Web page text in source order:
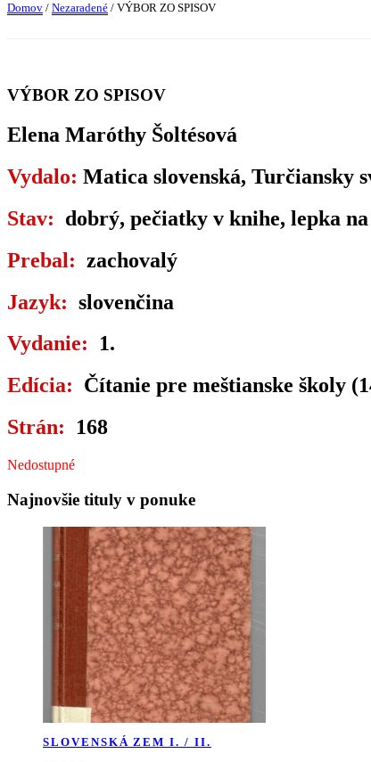
Domov / Nezaradené / VÝBOR ZO SPISOV
VÝBOR ZO SPISOV
Elena Maróthy Šoltésová
Vydalo: Matica slovenská, Turčiansky
Stav: dobrý, pečiatky v knihe, lepka
Prebal: zachovalý
Jazyk: slovenčina
Vydanie: 1.
Edícia: Čítanie pre meštianske školy
Strán: 168
Nedostupné
Najnovšie tituly v ponuke
SLOVENSKÁ ZEM I. / II.